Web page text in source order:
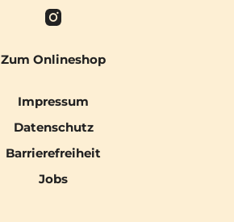
Zum Onlineshop
Impressum
Datenschutz
Barrierefreiheit
Jobs